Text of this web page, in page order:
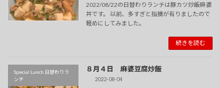
2022/08/22の日替わりランチは豚カツ炒飯麻婆
丼です。 以前、多すぎと指摘が有りましたので
軽めにしてみました。
続きを読む
Special Lunch 日替わりラ
ンチ
８月４日 麻婆豆腐炒飯
2022-08-04